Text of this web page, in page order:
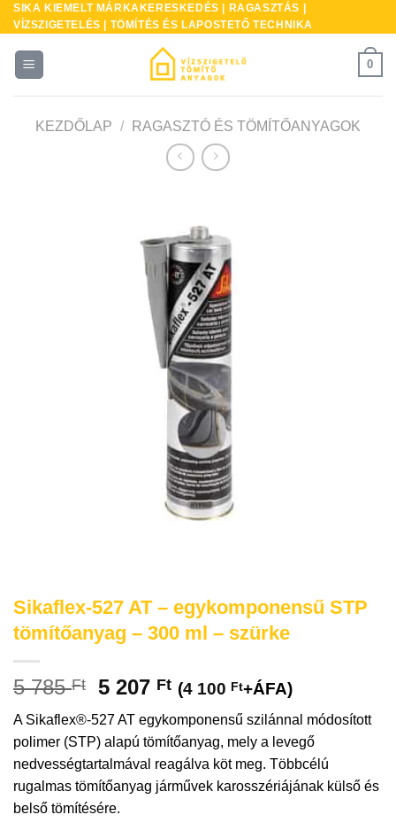
Skip
to
content
SIKA KIEMELT MÁRKAKERESKEDÉS | RAGASZTÁS |
VÍZSZIGETELÉS | TÖMÍTÉS ÉS LAPOSTETŐ TECHNIKA
0
KEZDŐLAP / RAGASZTÓ ÉS TÖMÍTŐANYAGOK
Sikaflex-527 AT – egykomponensű STP
tömítőanyag – 300 ml – szürke
5 785Ft 5 207 Ft (4 100 Ft+ÁFA)
A Sikaflex®-527 AT egykomponensű szilánnal módosított
polimer (STP) alapú tömítőanyag, mely a levegő
nedvességtartalmával reagálva köt meg. Többcélú
rugalmas tömítőanyag járművek karosszériájának külső és
belső tömítésére.